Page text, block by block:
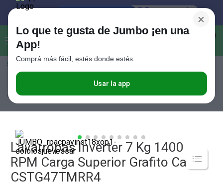
Buscar...
Seleccioná el método de entrega
×
Lo que te gusta de Jumbo ¡en una
App!
Comprá más fácil, estés donde estés.
Usar la app
Lavarropas
Lavarropas Inverter 7 Kg 1400 RPM
Carga Superior Grafito Candy CSTG47TMRR4
Lavarropas Inverter 7 Kg 1400
RPM Carga Superior Grafito Candy
CSTG47TMRR4
Términos más buscados
.
Valijas
Cerveza
Galletitas